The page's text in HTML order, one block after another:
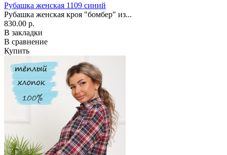
Рубашка женская 1109 синий
Рубашка женская кроя "бомбер" из...
830.00 р.
В закладки
В сравнение
Купить